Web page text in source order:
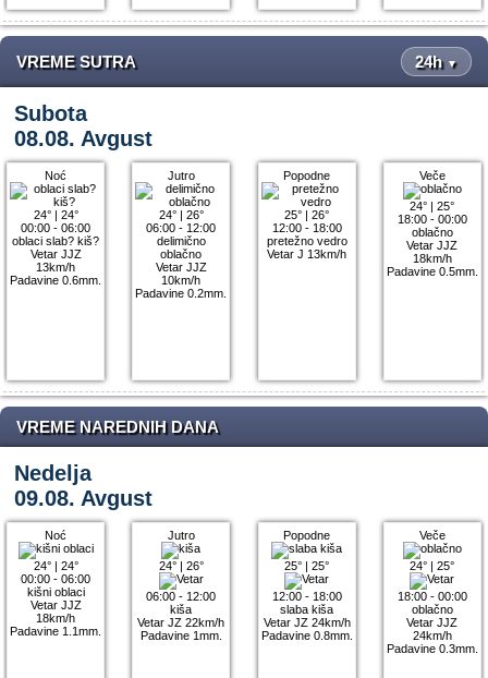
VREME SUTRA 24h ▼
Subota
08.08. Avgust
Noć
24°| 24°
00:00 - 06:00
oblaci slab? kiš?
Vetar JJZ
13km/h
Padavine 0.6mm.
Jutro
24°| 26°
06:00 - 12:00
delimično
oblačno
Vetar JJZ
10km/h
Padavine 0.2mm.
Popodne
25° |26°
12:00 - 18:00
pretežno vedro
Vetar J 13km/h
Veče
24° |25°
18:00 - 00:00
oblačno
Vetar JJZ
18km/h
Padavine 0.5mm.
VREME NAREDNIH DANA
Nedelja
09.08. Avgust
Noć
24°| 24°
00:00 - 06:00
kišni oblaci
Vetar JJZ
18km/h
Padavine 1.1mm.
Jutro
24°| 26°
06:00 - 12:00
kiša
Vetar JZ 22km/h
Padavine 1mm.
Popodne
25° |25°
12:00 - 18:00
slaba kiša
Vetar JZ 24km/h
Padavine 0.8mm.
Veče
24° |25°
18:00 - 00:00
oblačno
Vetar JJZ
24km/h
Padavine 0.3mm.